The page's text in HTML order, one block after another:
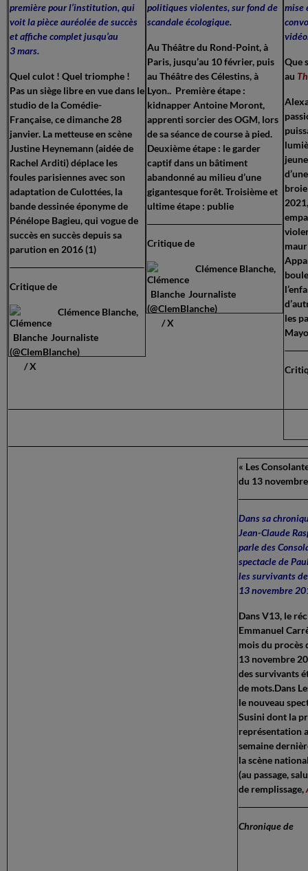
première pour l’institution, qui
voit la pièce auréolée de succès
et affiche complet jusqu’au
3 mars.
Quel culot ! Quel triomphe !
Pas un siège libre en vue dans le
studio de la Comédie-
Française, ce dimanche 28
janvier. La metteuse en scène
Justine Heynemann (aidée de
Rachel Arditi) déplace les
foules parisiennes avec son
adaptation de Culottées, la
bande dessinée éponyme de
Pénélope Bagieu, qui vogue de
succès en succès depuis sa
parution en 2016 (1)
Critique de
Clémence Blanche,
Journaliste
politiques violentes, sur fond de
scandale écologique.
Au Théâtre du Rond-Point, à
Paris, jusqu’au 10 février, puis
au Théâtre des Célestins, à
Lyon.. Première étape :
kidnapper Antoine Moront,
apprenti sorcier des OGM, lors
de sa séance de course à pied.
Deuxième étape : le garder
captif dans un bâtiment
abandonné au milieu d’une
gigantesque forêt. Troisième et
ultime étape : publie
Critique de
Clémence Blanche,
Journaliste
mise
Que
au
broie
les
« Les
du 13
Dans sa
Jean-Claude
parle des
spectacle de
les survivants
13 novembre
DansV13, le
Emmanuel
mois du procès
13 novembre
des survivants
de mots.Dans
le nouveau
Susini dont la
représentation
semaine
la scène
(au passage,
de remplissage,
Chronique de